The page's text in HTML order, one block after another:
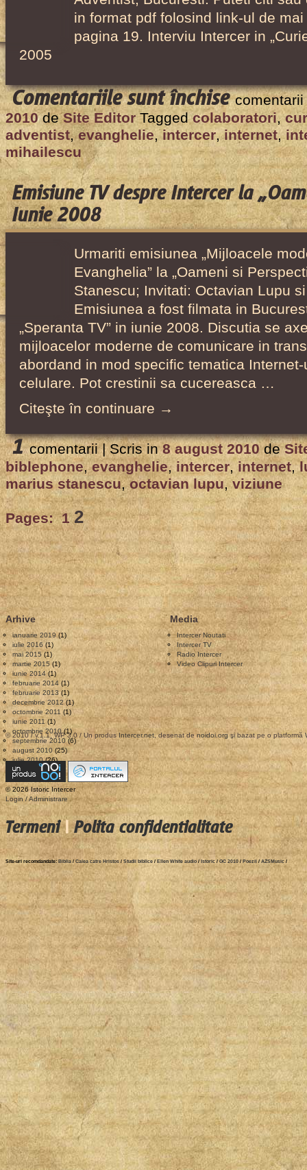
2008
in format pdf folosind link-ul de
pagina 19. Interviu Intercer in
2005
Comentariile sunt închisepentru
Interviu
despre
Intercer
în
„Curierul
Adventist”,
August
2010 de Site EditorTaggedcolaboratori,
adventist,evanghelie,intercer,internet,
mihailescu
Emisiune TV despre Intercer la
Iunie 2008
Urmariti emisiunea „Mijloacele
Evanghelia” la „Oameni si
Stanescu; Invitati: Octavian Lupu
Emisiunea a fost filmata in
„Speranta TV” in iunie 2008. Discutia se
mijloacelor moderne de comunicare in
abordand in mod specific tematica
celulare. Pot crestinii sa cucereasca …
Citeşte în continuare →
1 comentarii |Scris in 8 august 2010 de
biblephone,evanghelie,intercer,internet,
marius stanescu,octavian lupu,viziune
Pages: 1 2
Arhive
ianuarie 2019(1)
iulie 2016(1)
mai 2015(1)
martie 2015(1)
iunie 2014(1)
februarie 2014 (1)
februarie 2013(1)
decembrie 2012(1)
octombrie 2011 (1)
iunie 2011 (1)
octombrie 2010 (1)
septembrie 2010 (6)
august 2010 (25)
iulie 2010(26)
Media
Intercer Noutati
Intercer TV
Radio Intercer
Video Clipuri Intercer
© 2010 / v.1.1, WP 3.0 / Un produs Intercer.net, desenat de noidoi.org şi bazat pe o platformă
© 2026 Istoric Intercer
Login / Administrare
Termeni|Polita confidentialitate
Site-uri recomdandate:Biblia / Calea catre Hristos /Studii biblice / Ellen White audio /Istoric / GC 2010/ Poezii / AZSMusic /